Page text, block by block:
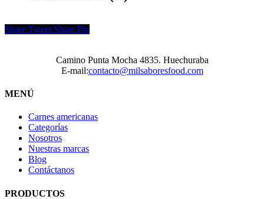
Share Tweet Share Pin
Camino Punta Mocha 4835. Huechuraba
E-mail:contacto@milsaboresfood.com
MENÚ
Carnes americanas
Categorías
Nosotros
Nuestras marcas
Blog
Contáctanos
PRODUCTOS